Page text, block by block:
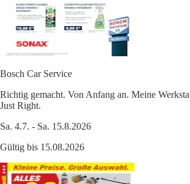
Bosch Car Service
Richtig gemacht. Von Anfang an. Meine
Just Right.
Sa. 4.7. - Sa. 15.8.2026
Gültig bis 15.08.2026